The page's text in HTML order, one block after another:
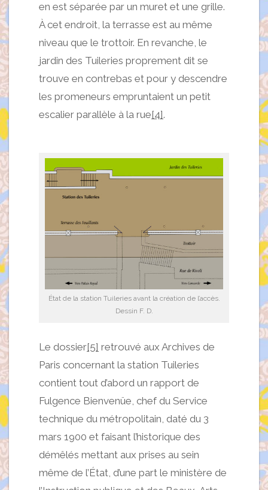
en est séparée par un muret et une grille.
À cet endroit, la terrasse est au même
niveau que le trottoir. En revanche, le
jardin des Tuileries proprement dit se
trouve en contrebas et pour y descendre
les promeneurs empruntaient un petit
escalier parallèle à la rue[4].
État de la station Tuileries avant la création de l’accès.
Dessin F. D.
Le dossier[5] retrouvé aux Archives de
Paris concernant la station Tuileries
contient tout d’abord un rapport de
Fulgence Bienvenüe, chef du Service
technique du métropolitain, daté du 3
mars 1900 et faisant l’historique des
démêlés mettant aux prises au sein
même de l’État, d’une part le ministère de